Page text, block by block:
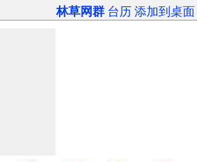
林草网群 台历 添加到桌面